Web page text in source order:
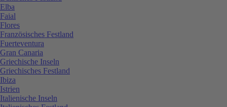
Elba
Faial
Flores
Französisches Festland
Fuerteventura
Gran Canaria
Griechische Inseln
Griechisches Festland
Ibiza
Istrien
Italienische Inseln